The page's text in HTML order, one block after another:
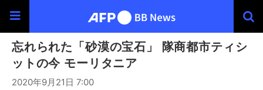
忘れられた「砂漠の宝石」 隊商都市ティシ
ットの今 モーリタニア
2020年9月21日 7:00